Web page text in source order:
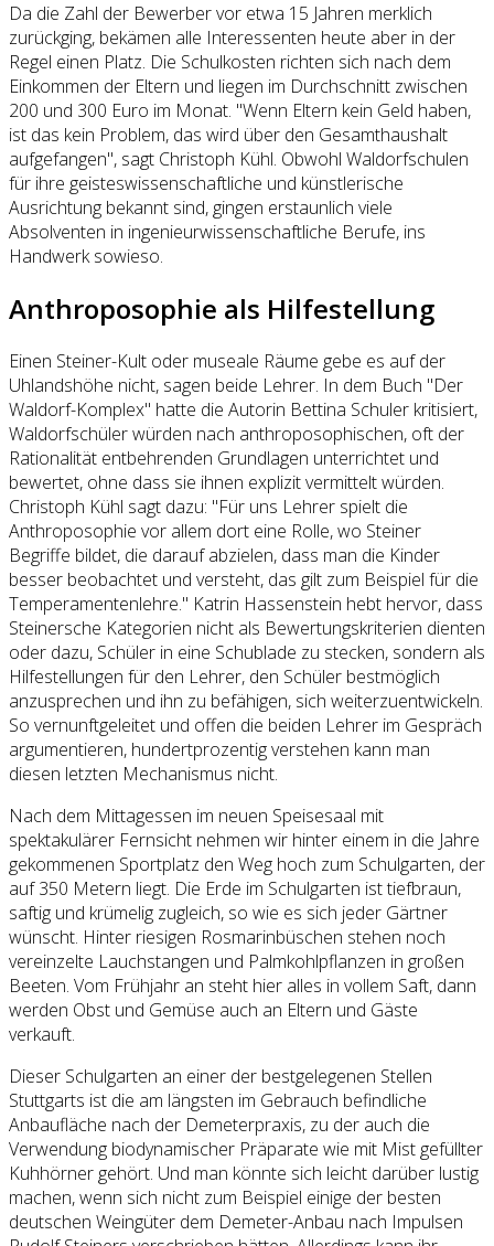
Da die Zahl der Bewerber vor etwa 15 Jahren merklich
zurückging, bekämen alle Interessenten heute aber in der
Regel einen Platz. Die Schulkosten richten sich nach dem
Einkommen der Eltern und liegen im Durchschnitt zwischen
200 und 300 Euro im Monat. "Wenn Eltern kein Geld haben,
ist das kein Problem, das wird über den Gesamthaushalt
aufgefangen", sagt Christoph Kühl. Obwohl Waldorfschulen
für ihre geisteswissenschaftliche und künstlerische
Ausrichtung bekannt sind, gingen erstaunlich viele
Absolventen in ingenieurwissenschaftliche Berufe, ins
Handwerk sowieso.
Anthroposophie als Hilfestellung
Einen Steiner-Kult oder museale Räume gebe es auf der
Uhlandshöhe nicht, sagen beide Lehrer. In dem Buch "Der
Waldorf-Komplex" hatte die Autorin Bettina Schuler kritisiert,
Waldorfschüler würden nach anthroposophischen, oft der
Rationalität entbehrenden Grundlagen unterrichtet und
bewertet, ohne dass sie ihnen explizit vermittelt würden.
Christoph Kühl sagt dazu: "Für uns Lehrer spielt die
Anthroposophie vor allem dort eine Rolle, wo Steiner
Begriffe bildet, die darauf abzielen, dass man die Kinder
besser beobachtet und versteht, das gilt zum Beispiel für die
Temperamentenlehre." Katrin Hassenstein hebt hervor, dass
Steinersche Kategorien nicht als Bewertungskriterien dienten
oder dazu, Schüler in eine Schublade zu stecken, sondern als
Hilfestellungen für den Lehrer, den Schüler bestmöglich
anzusprechen und ihn zu befähigen, sich weiterzuentwickeln.
So vernunftgeleitet und offen die beiden Lehrer im Gespräch
argumentieren, hundertprozentig verstehen kann man
diesen letzten Mechanismus nicht.
Nach dem Mittagessen im neuen Speisesaal mit
spektakulärer Fernsicht nehmen wir hinter einem in die Jahre
gekommenen Sportplatz den Weg hoch zum Schulgarten, der
auf 350 Metern liegt. Die Erde im Schulgarten ist tiefbraun,
saftig und krümelig zugleich, so wie es sich jeder Gärtner
wünscht. Hinter riesigen Rosmarinbüschen stehen noch
vereinzelte Lauchstangen und Palmkohlpflanzen in großen
Beeten. Vom Frühjahr an steht hier alles in vollem Saft, dann
werden Obst und Gemüse auch an Eltern und Gäste
verkauft.
Dieser Schulgarten an einer der bestgelegenen Stellen
Stuttgarts ist die am längsten im Gebrauch befindliche
Anbaufläche nach der Demeterpraxis, zu der auch die
Verwendung biodynamischer Präparate wie mit Mist gefüllter
Kuhhörner gehört. Und man könnte sich leicht darüber lustig
machen, wenn sich nicht zum Beispiel einige der besten
deutschen Weingüter dem Demeter-Anbau nach Impulsen